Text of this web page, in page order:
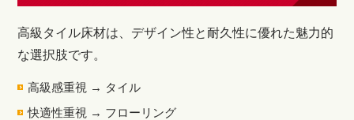
高級タイル床材は、デザイン性と耐久性に優れた魅力的
な選択肢です。
高級感重視 → タイル
快適性重視 → フローリング